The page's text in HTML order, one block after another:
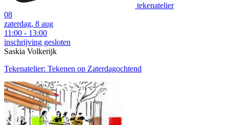
tekenatelier
08
zaterdag, 8 aug
11:00 - 13:00
inschrijving gesloten
Saskia Volkerijk
Tekenatelier: Tekenen op Zaterdagochtend